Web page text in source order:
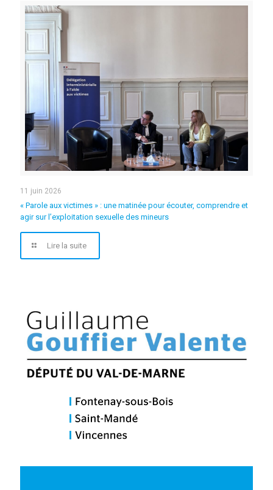
11 juin 2026
« Parole aux victimes » : une matinée pour écouter, comprendre et
agir sur l’exploitation sexuelle des mineurs
Lire la suite